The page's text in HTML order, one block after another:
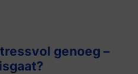
genoeg –